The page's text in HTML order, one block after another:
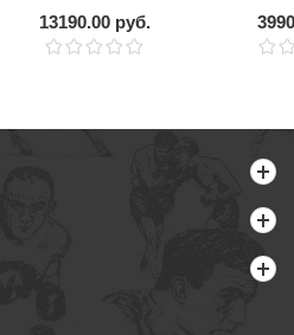
с бамперной
защитой PNK/GR
13190.00 руб.